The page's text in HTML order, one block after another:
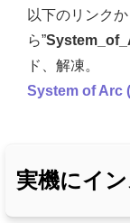
以下のリンクか
ら”
ド、解凍。
System of Arc
実機にイ